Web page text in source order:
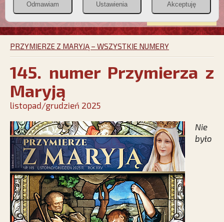
POZNAJ APOSTOLAT FATIMY WESPRZYJ
NAS
PRZYMIERZE Z MARYJĄ – WSZYSTKIE NUMERY
145. numer Przymierza z
Maryją
listopad/grudzień 2025
Nie
było
Odmawiam Ustawienia Akceptuję